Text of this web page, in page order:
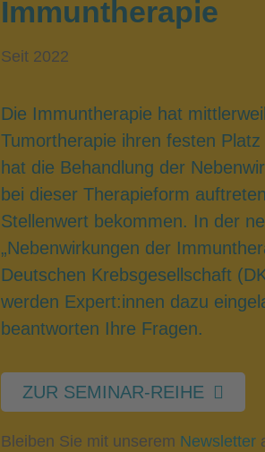
Immuntherapie
Seit 2022
Die Immuntherapie hat
Tumortherapie ihren festen
hat die Behandlung der
bei dieser Therapieform
Stellenwert bekommen. In der
„Nebenwirkungen der
Deutschen Krebsgesellschaft
werden Expert:innen dazu
beantworten Ihre Fragen.
ZUR SEMINAR-REIHE
Bleiben Sie mit unserem Newsletter